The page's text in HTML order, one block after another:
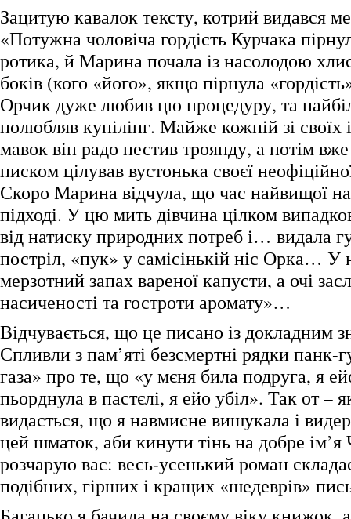
Зацитую кавалок тексту, котрий видався
«Потужна чоловіча гордість Курчака
ротика, й Марина почала із насолодою
боків (кого «його», якщо пірнула
Орчик дуже любив цю процедуру, та
полюбляв кунілінг. Майже кожній зі своїх
мавок він радо пестив троянду, а потім
писком цілував вустонька своєї
Скоро Марина відчула, що час найвищої
підході. У цю мить дівчина цілком
від натиску природних потреб і… видала
постріл, «пук» у самісінькій ніс Орка… У
мерзотний запах вареної капусти, а очі
насиченості та гостроти аромату»…
Відчувається, що це писано із докладним
Спливли з пам’яті безсмертні рядки панк-
газа» про те, що «у мєня била подруга, я
пьорднула в пастєлі, я ейо убіл». Так от –
видасться, що я навмисне вишукала і
цей шматок, аби кинути тінь на добре ім’я
розчарую вас: весь-усенький роман
подібних, гірших і кращих «шедеврів»